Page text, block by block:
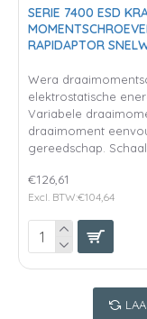
SERIE 7400 ESD
RAPIDAPTOR
Wera
elektrostatische
Variabele
draaimoment
gereedschap.
€126,61
Excl. BTW:€104,64